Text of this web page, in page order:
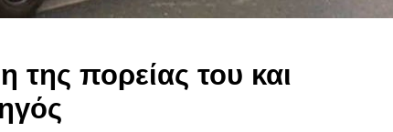
της πορείας του και